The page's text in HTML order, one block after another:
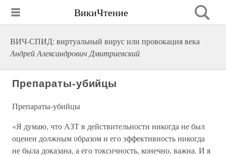
ВикиЧтение
ВИЧ-СПИД: виртуальный вирус или провокация века
Андрей Александрович Дмитриевский
Препараты-убийцы
Препараты-убийцы
«Я думаю, что АЗТ в действительности никогда не был
оценен должным образом и его эффективность никогда
не была доказана, а его токсичность, конечно, важна. И я